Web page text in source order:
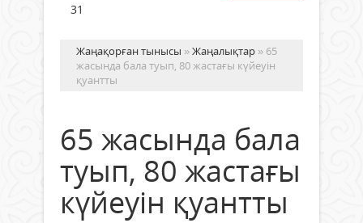
31
Жаңақорған тынысы »Жаңалықтар » 65
жасында бала туып, 80 жастағы күйеуін
қуантты
65 жасында бала
туып, 80 жастағы
күйеуін қуантты